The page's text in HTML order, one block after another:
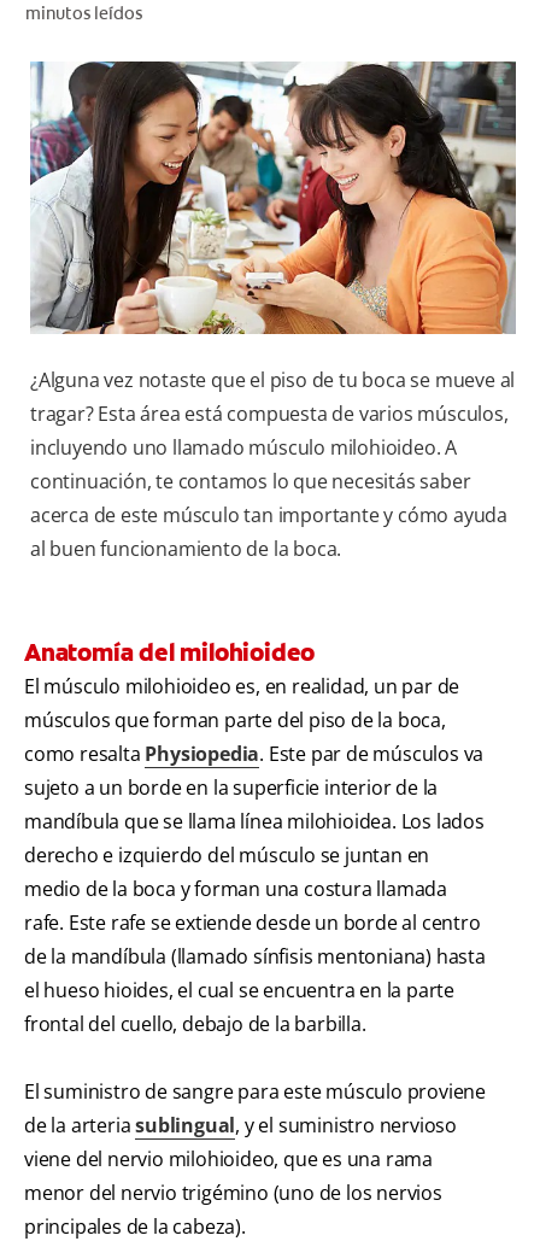
PARA PROFESIONALES
DÓNDE COMPRAR
UY (ES)
SUSCRIBITE
minutos leídos
¿Alguna vez notaste que el piso de tu boca se mueve al
tragar? Esta área está compuesta de varios músculos,
incluyendo uno llamado músculo milohioideo. A
continuación, te contamos lo que necesitás saber
acerca de este músculo tan importante y cómo ayuda
al buen funcionamiento de la boca.
Anatomía del milohioideo
El músculo milohioideo es, en realidad, un par de
músculos que forman parte del piso de la boca,
como resalta Physiopedia. Este par de músculos va
sujeto a un borde en la superficie interior de la
mandíbula que se llama línea milohioidea. Los lados
derecho e izquierdo del músculo se juntan en
medio de la boca y forman una costura llamada
rafe. Este rafe se extiende desde un borde al centro
de la mandíbula (llamado sínfisis mentoniana) hasta
el hueso hioides, el cual se encuentra en la parte
frontal del cuello, debajo de la barbilla.
El suministro de sangre para este músculo proviene
de la arteriasublingual, y el suministro nervioso
viene del nervio milohioideo, que es una rama
menor del nervio trigémino (uno de los nervios
principales de la cabeza).